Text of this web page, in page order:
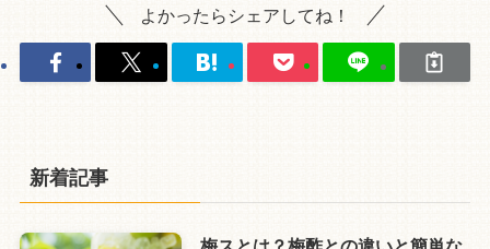
よかったらシェアしてね！
新着記事